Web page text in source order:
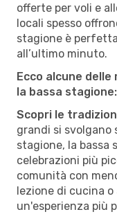
offerte per voli e
locali spesso
stagione è
all’ultimo minuto.
Ecco alcune
la bassa stagione:
Scopri le
grandi si
stagione, la bassa
celebrazioni più
comunità con
lezione di cucina
un'esperienza più